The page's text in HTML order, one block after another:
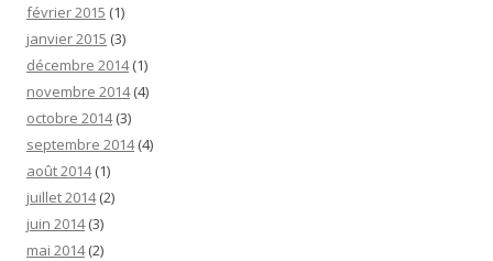
février 2015 (1)
janvier 2015 (3)
décembre 2014(1)
novembre 2014(4)
octobre 2014(3)
septembre 2014(4)
août 2014(1)
juillet 2014(2)
juin 2014(3)
mai 2014(2)